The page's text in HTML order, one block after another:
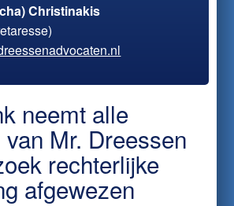
Christinakis
neemt alle
Mr. Dreessen
rechterlijke
afgewezen